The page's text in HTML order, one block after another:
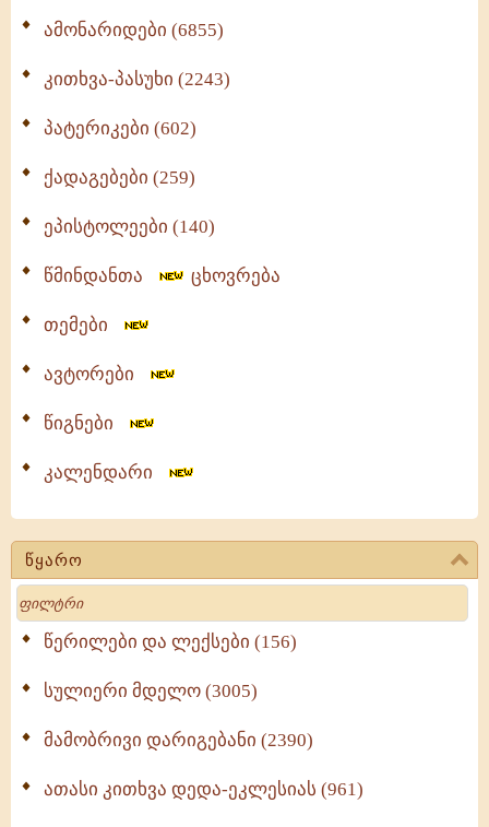
ამონარიდები (6855)
კითხვა-პასუხი (2243)
პატერიკები (602)
ქადაგებები (259)
ეპისტოლეები (140)
წმინდანთა ცხოვრება
თემები
ავტორები
წიგნები
კალენდარი
წყარო
Search
წერილები და ლექსები (156)
სულიერი მდელო (3005)
მამობრივი დარიგებანი (2390)
ათასი კითხვა დედა-ეკლესიას (961)